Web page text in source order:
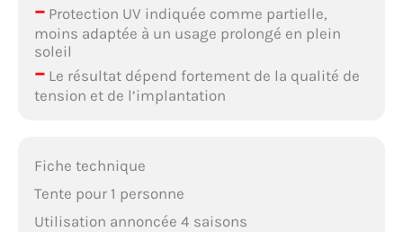
–Protection UV indiquée comme partielle,
moins adaptée à un usage prolongé en plein
soleil
–Le résultat dépend fortement de la qualité de
tension et de l’implantation
Fiche technique
Tente pour 1 personne
Utilisation annoncée 4 saisons